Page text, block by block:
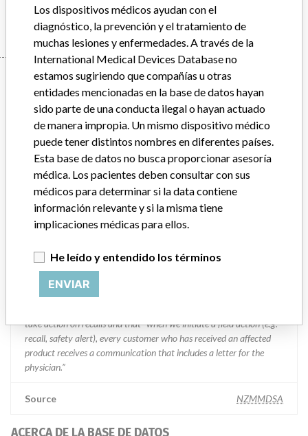
Manufacturer Cardiac Pacemakers Inc
Manufacturer
Cardiac Pacemakers Inc
Empresa matriz del fabricante (2017) Boston Scientific
Comentario del fabricante
“We take a patient-first approach to assessing the applicability of
every recall and communicate to regulatory bodies in all
in a statement to ICIJ. “We have coordinated several recalls across
many countries in a timely manner,” the company said, adding that
it complies with all national laws, which can often vary and require
different processes for reporting information or taking action on
take action on recalls and that “when we initiate a field action (e.g.
recall, safety alert), every customer who has received an affected
product receives a communication that includes a letter for the
physician.”
Source NZMMDSA
ACERCA DE LA BASE DE DATOS
Los dispositivos médicos ayudan con el
diagnóstico, la prevención y el tratamiento de
muchas lesiones y enfermedades. A través de la
International Medical Devices Database no
estamos sugiriendo que compañías u otras
entidades mencionadas en la base de datos hayan
sido parte de una conducta ilegal o hayan actuado
de manera impropia. Un mismo dispositivo médico
puede tener distintos nombres en diferentes países.
Esta base de datos no busca proporcionar asesoría
médica. Los pacientes deben consultar con sus
médicos para determinar si la data contiene
información relevante y si la misma tiene
implicaciones médicas para ellos.
He leído y entendido los términos
ENVIAR